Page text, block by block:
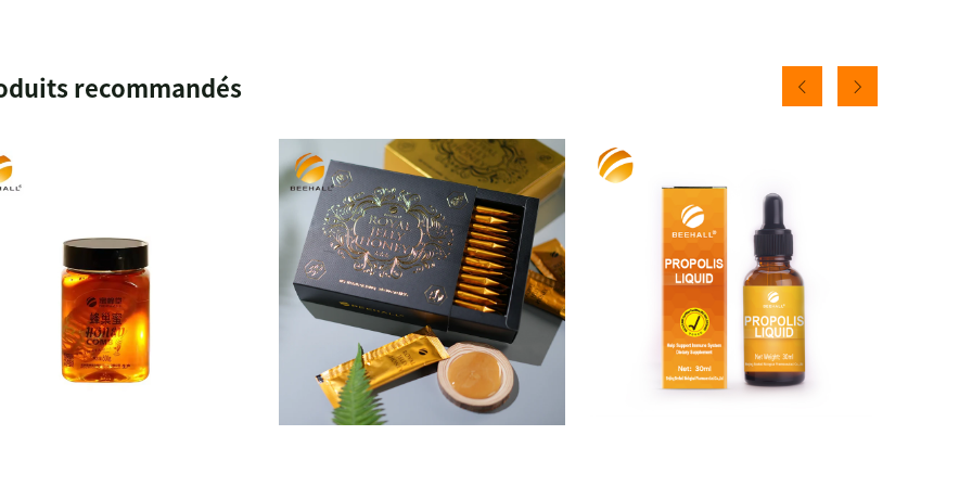
recommandés